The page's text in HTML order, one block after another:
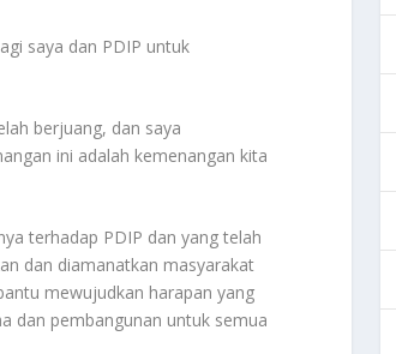
saya dan PDIP untuk
berjuang, dan saya
ini adalah kemenangan kita
terhadap PDIP dan yang telah
dan diamanatkan masyarakat
mewujudkan harapan yang
dan pembangunan untuk semua